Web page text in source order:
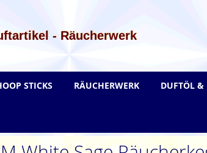
- Räucherwerk
STICKS RÄUCHERWERK DUFTÖL &